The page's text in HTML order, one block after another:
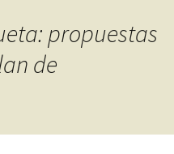
propuestas
de